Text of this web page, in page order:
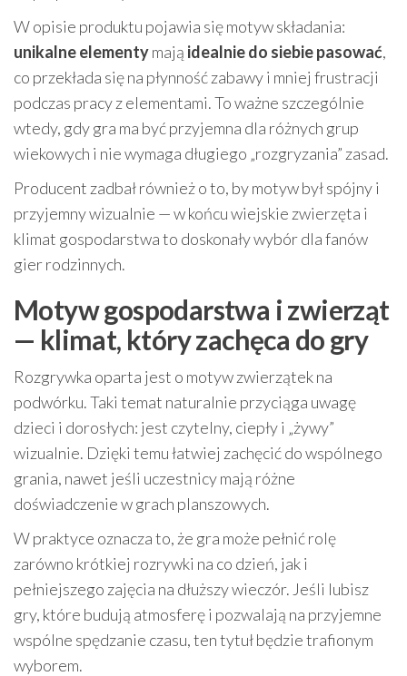
W opisie produktu pojawia się motyw składania:
unikalne elementymają idealnie do siebie pasować,
co przekłada się na płynność zabawy i mniej frustracji
podczas pracy z elementami. To ważne szczególnie
wtedy, gdy gra ma być przyjemna dla różnych grup
wiekowych i nie wymaga długiego „rozgryzania” zasad.
Producent zadbał również o to, by motyw był spójny i
przyjemny wizualnie — w końcu wiejskie zwierzęta i
klimat gospodarstwa to doskonały wybór dla fanów
gier rodzinnych.
Motyw gospodarstwa i zwierząt
— klimat, który zachęca do gry
Rozgrywka oparta jest o motyw zwierzątek na
podwórku. Taki temat naturalnie przyciąga uwagę
dzieci i dorosłych: jest czytelny, ciepły i „żywy”
wizualnie. Dzięki temu łatwiej zachęcić do wspólnego
grania, nawet jeśli uczestnicy mają różne
doświadczenie w grach planszowych.
W praktyce oznacza to, że gra może pełnić rolę
zarówno krótkiej rozrywki na co dzień, jak i
pełniejszego zajęcia na dłuższy wieczór. Jeśli lubisz
gry, które budują atmosferę i pozwalają na przyjemne
wspólne spędzanie czasu, ten tytuł będzie trafionym
wyborem.